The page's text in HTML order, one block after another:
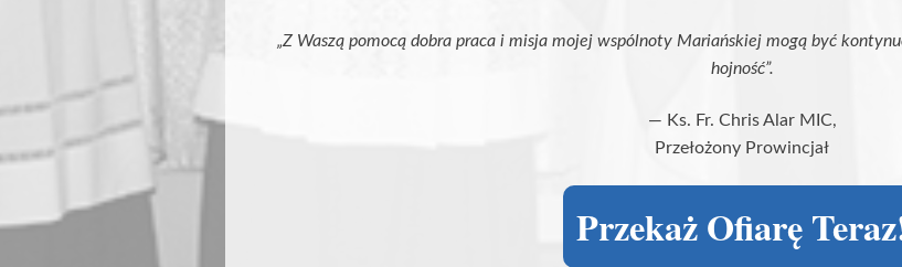
„Z Waszą pomocą dobra praca i misja mojej wspólnoty Mariańskiej mogą być
hojność”.
— Ks. Fr. Chris Alar MIC,
Przełożony Prowincjał
Przekaż Ofiarę